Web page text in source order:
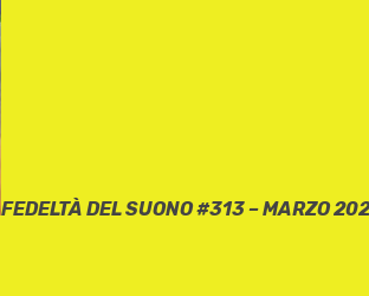
FEDELTÀ DEL SUONO #313 – MARZO